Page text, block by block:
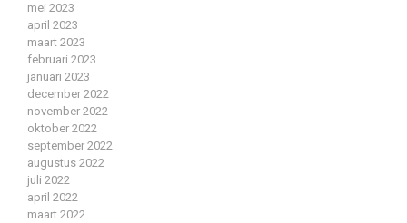
mei 2023
april 2023
maart 2023
februari 2023
januari 2023
december 2022
november 2022
oktober 2022
september 2022
augustus 2022
juli 2022
april 2022
maart 2022